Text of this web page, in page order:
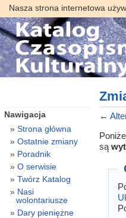
Nasza strona internetowa
←
są
Nawigacja
Strona główna
Ostatnie zmiany
Poradnik
O serwisie
Twórz Katalog
Nasi
wolontariusze
Dary pieniężne